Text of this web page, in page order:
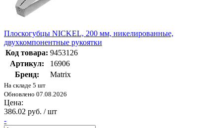
Плоскогубцы NICKEL, 200 мм, никелированные,
двухкомпонентные рукоятки
Код товара: 9453126
Артикул:
16906
Бренд:
Matrix
На складе 5 шт
Обновлено 07.08.2026
Цена:
386.02 руб. / шт
-